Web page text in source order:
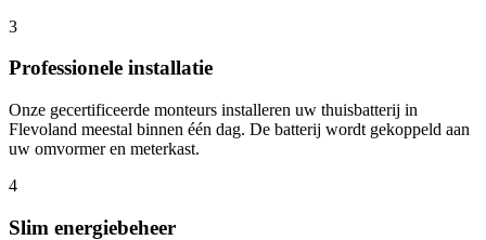
3
Professionele installatie
Onze gecertificeerde monteurs installeren uw thuisbatterij in
Flevoland meestal binnen één dag. De batterij wordt gekoppeld aan
uw omvormer en meterkast.
4
Slim energiebeheer